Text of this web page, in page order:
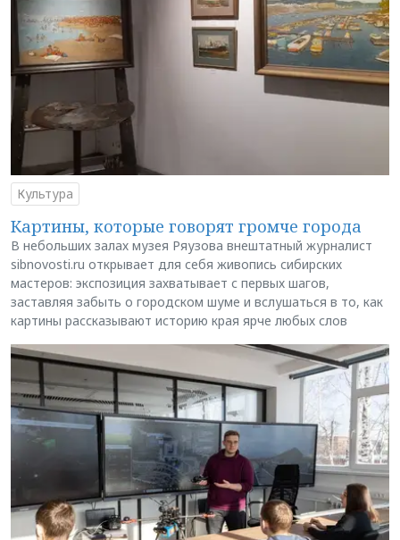
Культура
Картины, которые говорят громче города
В небольших залах музея Ряузова внештатный журналист
sibnovosti.ru открывает для себя живопись сибирских
мастеров: экспозиция захватывает с первых шагов,
заставляя забыть о городском шуме и вслушаться в то, как
картины рассказывают историю края ярче любых слов